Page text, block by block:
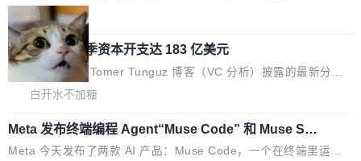
了。 闲置的 cell 会休眠到几乎不占资源。当 cel
l 迁移或唤醒时，新宿主从 S3 恢复 SQLite 数据
库继续执行。存储库是持久化的唯一真相...
这样的次旗舰。 Galaxy Z Fold8 Ultra / Z Fold8 / Z Flip8三款折
叠屏新机均在7月22日发布，且全部搭载骁龙8 Elite Gen5 for Gal
axy，它们本该是7月性...
间记录每一次编辑操作的版本控制系统。目前处于 Early Access
阶段。 DeltaDB 的核心思路直接写在 landing page 最显眼的位
置：「Software is made between commits」——软件是在 com
mit 之间写出来的。git 只记录了你提交的最终状态，但真正的工作
过程——打字、删改、试错、agent 对话——都在 commit 之间的
何一次编辑：DeltaDB 捕获 commit 之间的每一次操作，...
局
SpaceXAI 单季资本开支达 183 亿美元
根据风险投资人Tomer Tunguz 博客（VC 分析）披露的最新分析
与第二季度业绩报告，SpaceXAI在上个季度的总资本支出飙升至1
58.3亿美元，这一单项投入已经逼近微软同期总资本开支的四成。
与亚马逊、Alphabet、微软以及 Meta 等传统科技巨头相比，Spac
白开水不加糖
Meta 发布终端编程 Agent“Muse Code” 和 Muse Sp
ark 1.2 模型
Meta 今天发布了两款 AI 产品：Muse Code，一个在终端里运行的